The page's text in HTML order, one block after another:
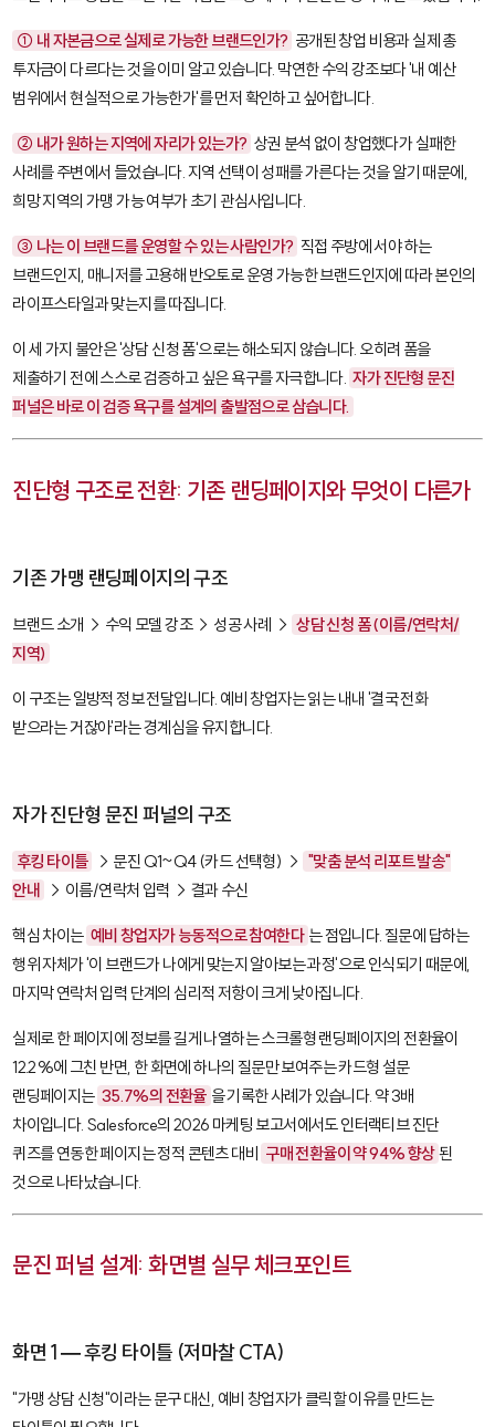
① 내 자본금으로 실제로 가능한 브랜드인가? 공개된 창업 비용과 실제 총
투자금이 다르다는 것을 이미 알고 있습니다. 막연한 수익 강조보다 '내 예산
범위에서 현실적으로 가능한가'를 먼저 확인하고 싶어합니다.
② 내가 원하는 지역에 자리가 있는가? 상권 분석 없이 창업했다가 실패한
사례를 주변에서 들었습니다. 지역 선택이 성패를 가른다는 것을 알기 때문에,
희망 지역의 가맹 가능 여부가 초기 관심사입니다.
③ 나는 이 브랜드를 운영할 수 있는 사람인가? 직접 주방에 서야 하는
브랜드인지, 매니저를 고용해 반오토로 운영 가능한 브랜드인지에 따라 본인의
라이프스타일과 맞는지를 따집니다.
이 세 가지 불안은 '상담 신청 폼'으로는 해소되지 않습니다. 오히려 폼을
제출하기 전에 스스로 검증하고 싶은 욕구를 자극합니다. 자가 진단형 문진
퍼널은 바로 이 검증 욕구를 설계의 출발점으로 삼습니다.
진단형 구조로 전환: 기존 랜딩페이지와 무엇이 다른가
기존 가맹 랜딩페이지의 구조
브랜드 소개 → 수익 모델 강조 → 성공 사례 → 상담 신청 폼 (이름/연락처/
지역)
이 구조는 일방적 정보 전달입니다. 예비 창업자는 읽는 내내 '결국 전화
받으라는 거잖아'라는 경계심을 유지합니다.
자가 진단형 문진 퍼널의 구조
후킹 타이틀 → 문진 Q1~Q4 (카드 선택형) → "맞춤 분석 리포트 발송"
안내 → 이름/연락처 입력 → 결과 수신
핵심 차이는 예비 창업자가 능동적으로 참여한다 는 점입니다. 질문에 답하는
행위 자체가 '이 브랜드가 나에게 맞는지 알아보는 과정'으로 인식되기 때문에,
마지막 연락처 입력 단계의 심리적 저항이 크게 낮아집니다.
실제로 한 페이지에 정보를 길게 나열하는 스크롤형 랜딩페이지의 전환율이
12.2%에 그친 반면, 한 화면에 하나의 질문만 보여주는 카드형 설문
랜딩페이지는 35.7%의 전환율 을 기록한 사례가 있습니다. 약 3배
차이입니다. Salesforce의 2026 마케팅 보고서에서도 인터랙티브 진단
퀴즈를 연동한 페이지는 정적 콘텐츠 대비 구매 전환율이 약 94% 향상된
것으로 나타났습니다.
문진 퍼널 설계: 화면별 실무 체크포인트
화면 1 — 후킹 타이틀 (저마찰 CTA)
"가맹 상담 신청"이라는 문구 대신, 예비 창업자가 클릭할 이유를 만드는